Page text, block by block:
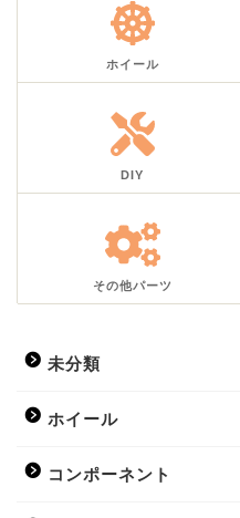
ホイール
DIY
その他パーツ
未分類
ホイール
コンポーネント